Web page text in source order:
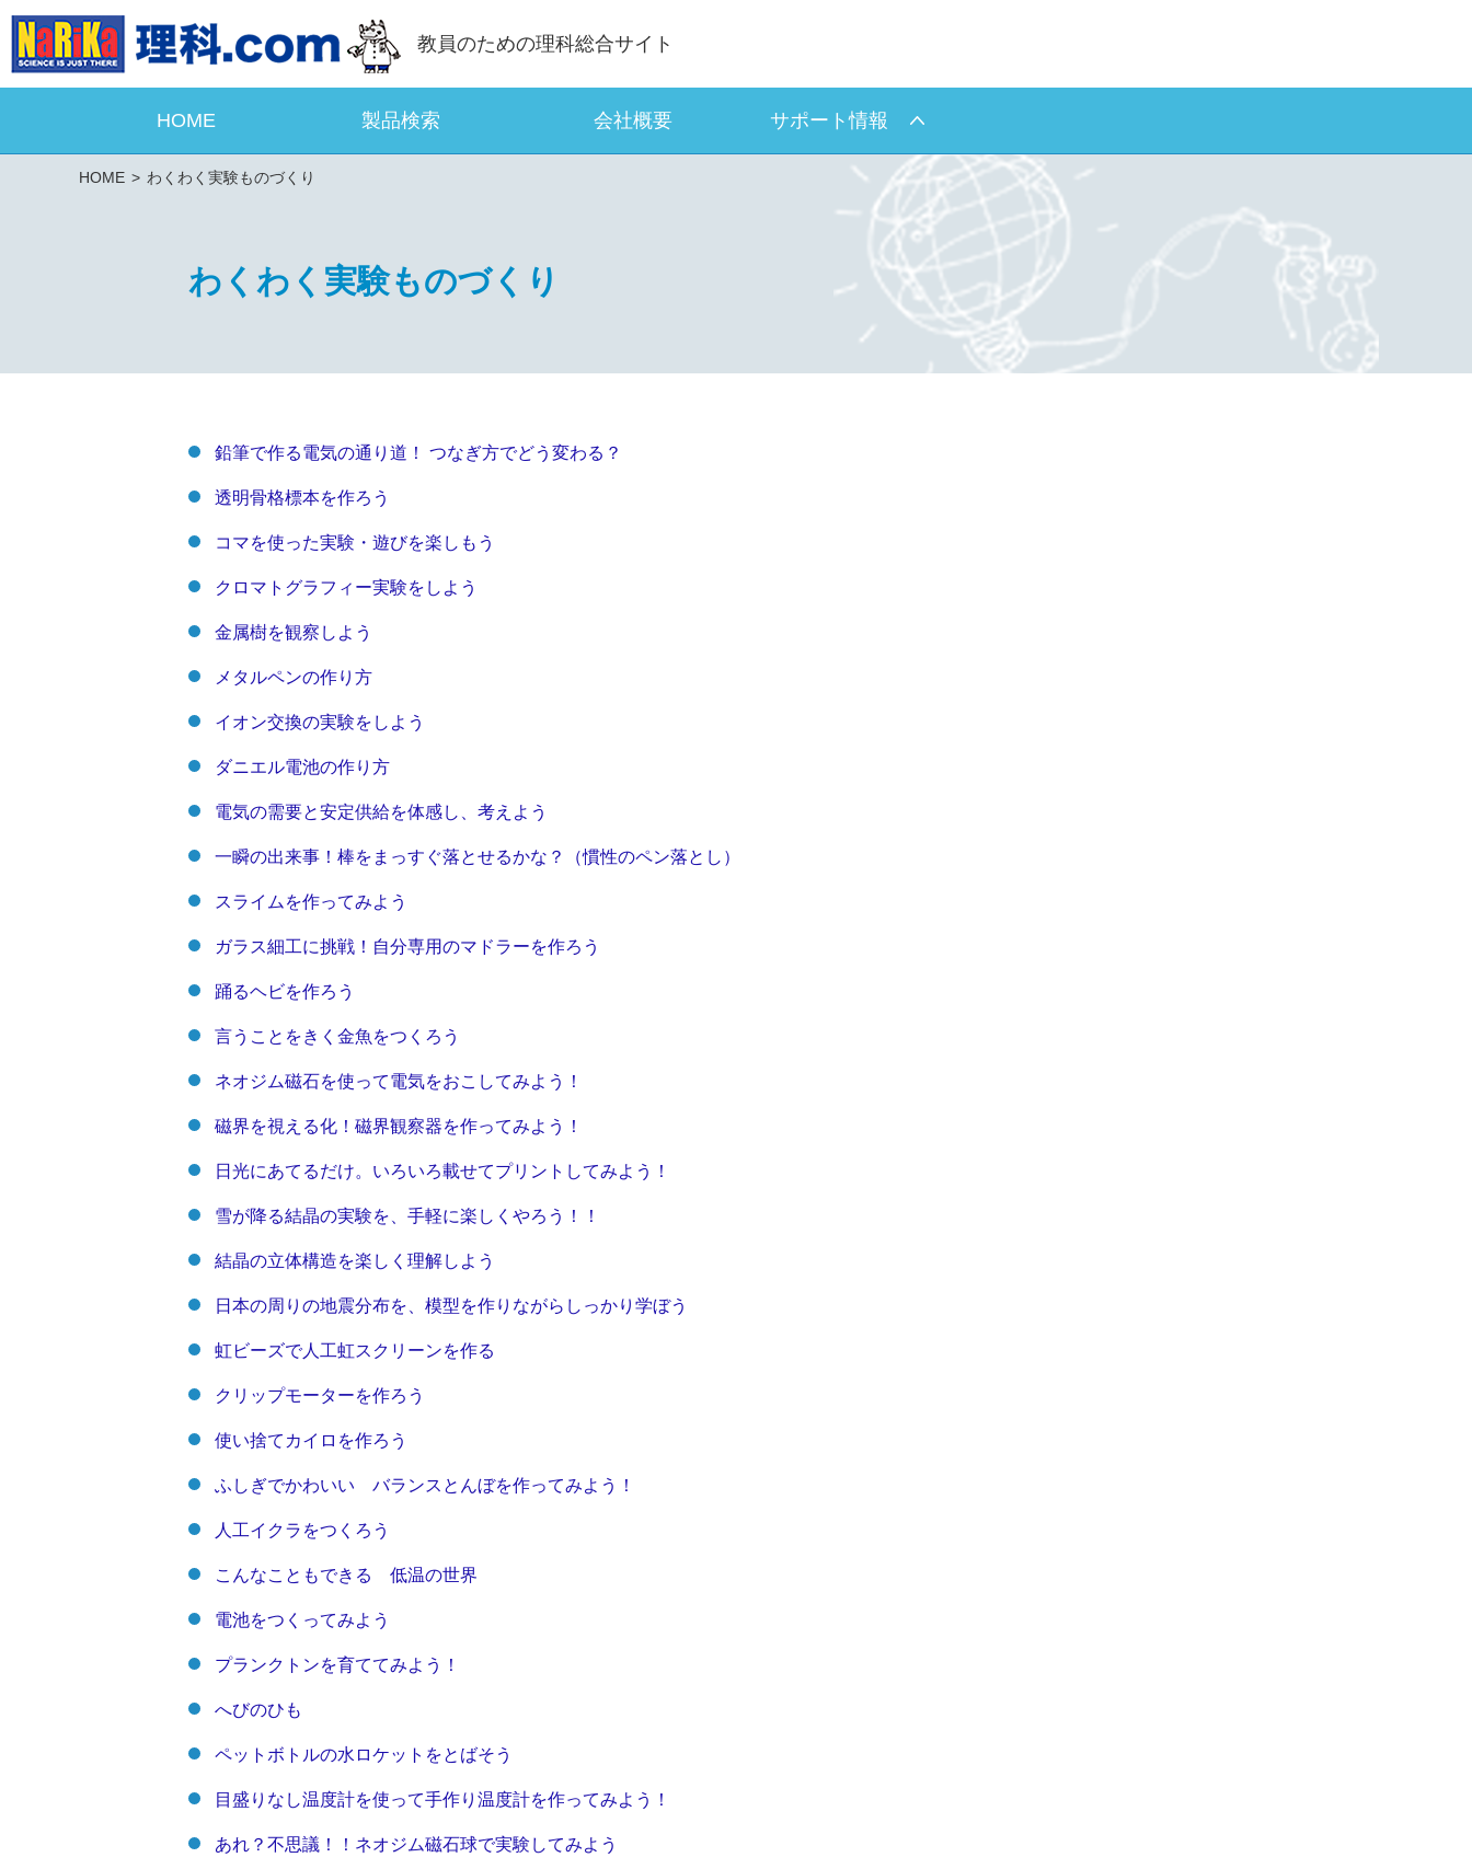
教員のための理科総合サイト
HOME 製品検索 会社概要 サポート情報
HOME わくわく実験ものづくり
わくわく実験ものづくり
鉛筆で作る電気の通り道！ つなぎ方でどう変わる？
透明骨格標本を作ろう
コマを使った実験・遊びを楽しもう
クロマトグラフィー実験をしよう
金属樹を観察しよう
メタルペンの作り方
イオン交換の実験をしよう
ダニエル電池の作り方
電気の需要と安定供給を体感し、考えよう
一瞬の出来事！棒をまっすぐ落とせるかな？（慣性のペン落とし）
スライムを作ってみよう
ガラス細工に挑戦！自分専用のマドラーを作ろう
踊るヘビを作ろう
言うことをきく金魚をつくろう
ネオジム磁石を使って電気をおこしてみよう！
磁界を視える化！磁界観察器を作ってみよう！
日光にあてるだけ。いろいろ載せてプリントしてみよう！
雪が降る結晶の実験を、手軽に楽しくやろう！！
結晶の立体構造を楽しく理解しよう
日本の周りの地震分布を、模型を作りながらしっかり学ぼう
虹ビーズで人工虹スクリーンを作る
クリップモーターを作ろう
使い捨てカイロを作ろう
ふしぎでかわいい バランスとんぼを作ってみよう！
人工イクラをつくろう
こんなこともできる 低温の世界
電池をつくってみよう
プランクトンを育ててみよう！
へびのひも
ペットボトルの水ロケットをとばそう
目盛りなし温度計を使って手作り温度計を作ってみよう！
あれ？不思議！！ネオジム磁石球で実験してみよう